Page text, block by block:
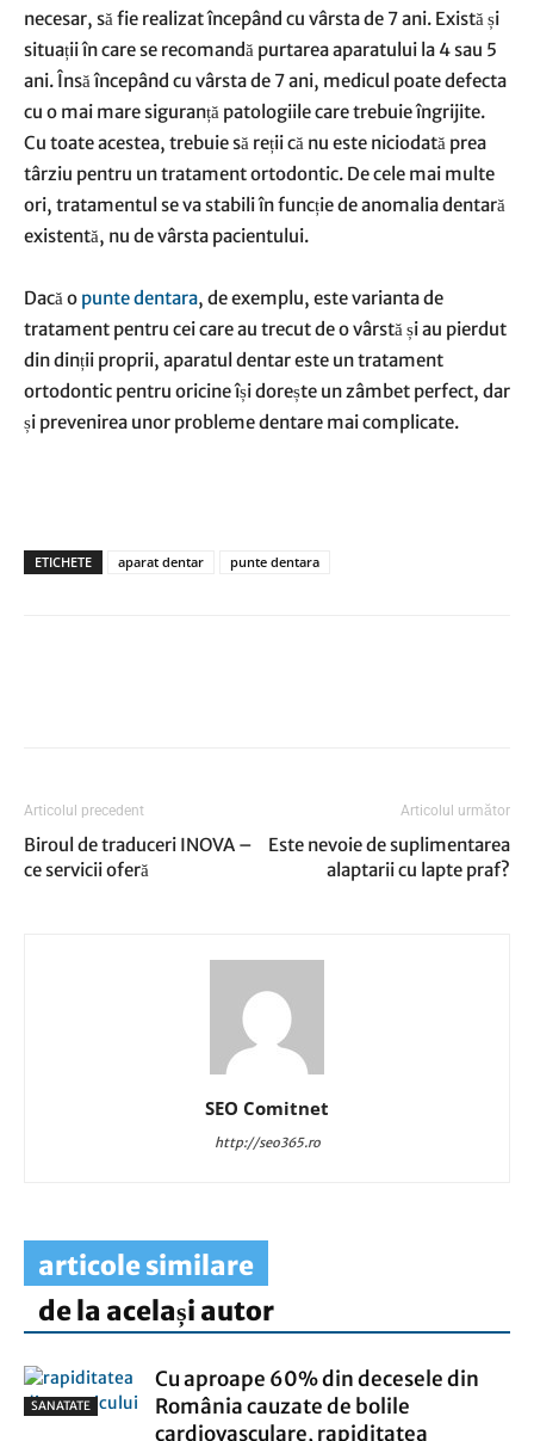
necesar, să fie realizat începând cu vârsta de 7 ani. Există și
situații în care se recomandă purtarea aparatului la 4 sau 5
ani. Însă începând cu vârsta de 7 ani, medicul poate defecta
cu o mai mare siguranță patologiile care trebuie îngrijite.
Cu toate acestea, trebuie să reții că nu este niciodată prea
târziu pentru un tratament ortodontic. De cele mai multe
ori, tratamentul se va stabili în funcție de anomalia dentară
existentă, nu de vârsta pacientului.
Dacă o punte dentara, de exemplu, este varianta de
tratament pentru cei care au trecut de o vârstă și au pierdut
din dinții proprii, aparatul dentar este un tratament
ortodontic pentru oricine își dorește un zâmbet perfect, dar
și prevenirea unor probleme dentare mai complicate.
ETICHETE aparat dentar punte dentara
Articolul precedent
Biroul de traduceri INOVA –
ce servicii oferă
Articolul următor
Este nevoie de suplimentarea
alaptarii cu lapte praf?
SEO Comitnet
http://seo365.ro
articole similare
de la același autor
SANATATE
Cu aproape 60% din decesele din
România cauzate de bolile
cardiovasculare, rapiditatea